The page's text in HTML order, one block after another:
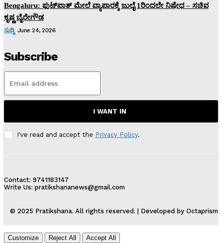
Bengaluru: ಫುಟ್‌ಪಾತ್‌ ಮೇಲೆ ವ್ಯಾಪಾರಕ್ಕೆ ಜುಲೈ 1ರಿಂದಲೇ ನಿಷೇಧ – ಸಚಿವ
ಕೃಷ್ಣ ಬೈರೇಗೌಡ
ಸುದ್ದಿ June 24, 2026
Subscribe
I WANT IN
I've read and accept the Privacy Policy.
Contact: 9741183147
Write Us: pratikshananews@gmail.com
© 2025 Pratikshana. All rights reserved. | Developed by Octaprism
Customize Reject All Accept All